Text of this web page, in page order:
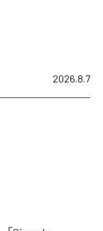
2026.8.7